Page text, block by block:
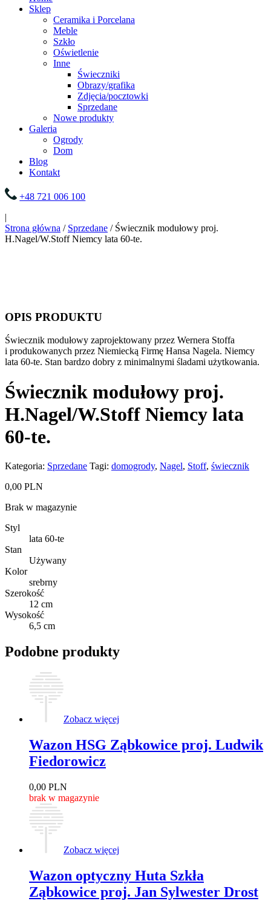
Sklep
Ceramika i Porcelana
Meble
Szkło
Oświetlenie
Inne
Świeczniki
Obrazy/grafika
Zdjęcia/pocztowki
Sprzedane
Nowe produkty
Galeria
Ogrody
Dom
Blog
Kontakt
+48 721 006 100
|
Strona główna / Sprzedane / Świecznik modułowy proj.
H.Nagel/W.Stoff Niemcy lata 60-te.
OPIS PRODUKTU
Świecznik modułowy zaprojektowany przez Wernera Stoffa
i produkowanych przez Niemiecką Firmę Hansa Nagela. Niemcy
lata 60-te. Stan bardzo dobry z minimalnymi śladami użytkowania.
Świecznik modułowy proj.
H.Nagel/W.Stoff Niemcy lata
60-te.
Kategoria: Sprzedane Tagi: domogrody, Nagel, Stoff, świecznik
0,00 PLN
Brak w magazynie
Styl
lata 60-te
Stan
Używany
Kolor
srebrny
Szerokość
12 cm
Wysokość
6,5 cm
Podobne produkty
Zobacz więcej
Wazon HSG Ząbkowice proj. Ludwik
Fiedorowicz
0,00 PLN
brak w magazynie
Zobacz więcej
Wazon optyczny Huta Szkła
Ząbkowice proj. Jan Sylwester Drost